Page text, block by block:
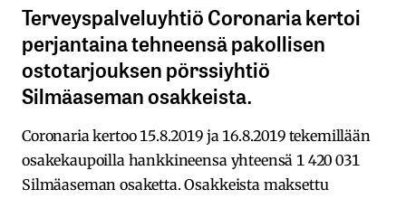
Terveyspalveluyhtiö Coronaria kertoi
perjantaina tehneensä pakollisen
ostotarjouksen pörssiyhtiö
Silmäaseman osakkeista.
Coronaria kertoo 15.8.2019 ja 16.8.2019 tekemillään
osakekaupoilla hankkineensa yhteensä 1 420 031
Silmäaseman osaketta. Osakkeista maksettu